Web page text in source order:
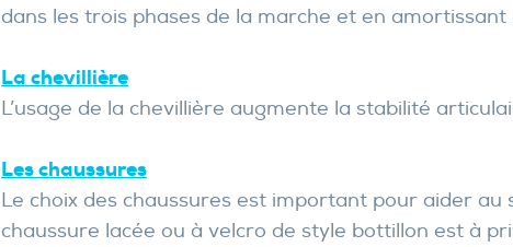
dans les trois phases de la marche et en
La chevillière
L’usage de la chevillière augmente la stabilité
Les chaussures
Le choix des chaussures est important pour aider au
chaussure lacée ou à velcro de style bottillon est à